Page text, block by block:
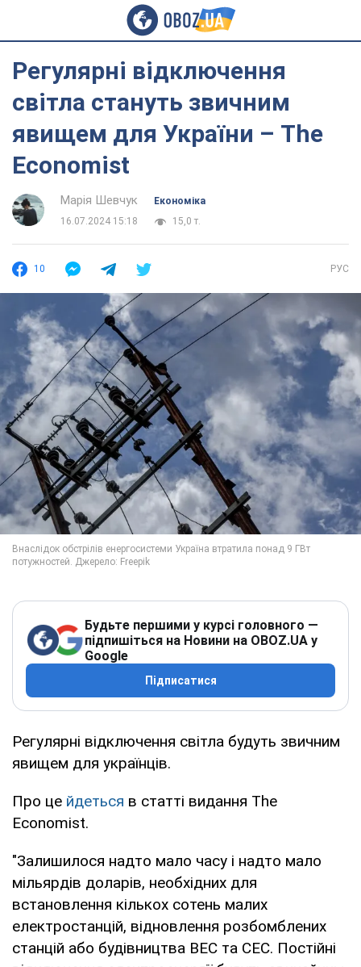
Регулярні відключення
світла стануть звичним
явищем для України – The
Economist
Марія Шевчук
Економіка
16.07.2024 15:18
15,0 т.
10 РУС
Будьте першими у курсі головного —
підпишіться на Новини на OBOZ.UA у
Google
Підписатися
Регулярні відключення світла будуть звичним
явищем для українців.
Про це йдеться в статті видання The
Economist.
"Залишилося надто мало часу і надто мало
мільярдів доларів, необхідних для
встановлення кількох сотень малих
електростанцій, відновлення розбомблених
станцій або будівництва ВЕС та СЕС. Постійні